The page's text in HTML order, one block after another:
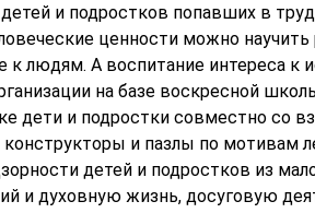
и подростков попавших в
ценности можно
людям. А воспитание интереса к
на базе воскресной
дети и подростки совместно со
и пазлы по мотивам
детей и подростков из
и духовную жизнь, досуговую